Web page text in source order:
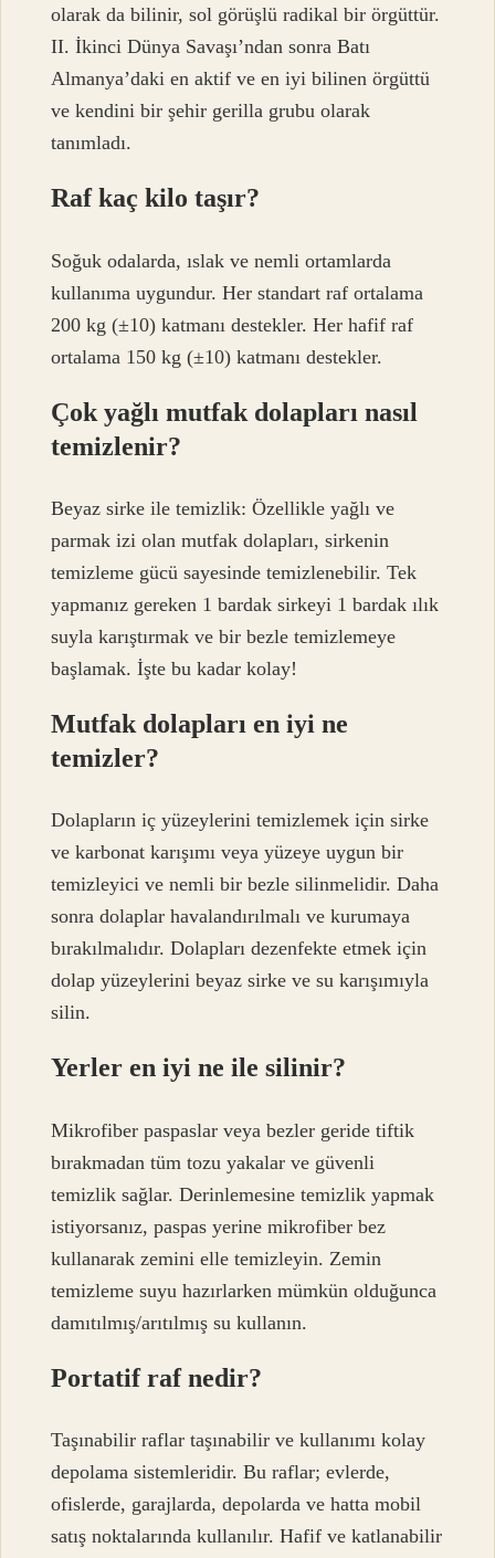
olarak da bilinir, sol görüşlü radikal bir örgüttür.
II. İkinci Dünya Savaşı’ndan sonra Batı
Almanya’daki en aktif ve en iyi bilinen örgüttü
ve kendini bir şehir gerilla grubu olarak
tanımladı.
Raf kaç kilo taşır?
Soğuk odalarda, ıslak ve nemli ortamlarda
kullanıma uygundur. Her standart raf ortalama
200 kg (±10) katmanı destekler. Her hafif raf
ortalama 150 kg (±10) katmanı destekler.
Çok yağlı mutfak dolapları nasıl
temizlenir?
Beyaz sirke ile temizlik: Özellikle yağlı ve
parmak izi olan mutfak dolapları, sirkenin
temizleme gücü sayesinde temizlenebilir. Tek
yapmanız gereken 1 bardak sirkeyi 1 bardak ılık
suyla karıştırmak ve bir bezle temizlemeye
başlamak. İşte bu kadar kolay!
Mutfak dolapları en iyi ne
temizler?
Dolapların iç yüzeylerini temizlemek için sirke
ve karbonat karışımı veya yüzeye uygun bir
temizleyici ve nemli bir bezle silinmelidir. Daha
sonra dolaplar havalandırılmalı ve kurumaya
bırakılmalıdır. Dolapları dezenfekte etmek için
dolap yüzeylerini beyaz sirke ve su karışımıyla
silin.
Yerler en iyi ne ile silinir?
Mikrofiber paspaslar veya bezler geride tiftik
bırakmadan tüm tozu yakalar ve güvenli
temizlik sağlar. Derinlemesine temizlik yapmak
istiyorsanız, paspas yerine mikrofiber bez
kullanarak zemini elle temizleyin. Zemin
temizleme suyu hazırlarken mümkün olduğunca
damıtılmış/arıtılmış su kullanın.
Portatif raf nedir?
Taşınabilir raflar taşınabilir ve kullanımı kolay
depolama sistemleridir. Bu raflar; evlerde,
ofislerde, garajlarda, depolarda ve hatta mobil
satış noktalarında kullanılır. Hafif ve katlanabilir